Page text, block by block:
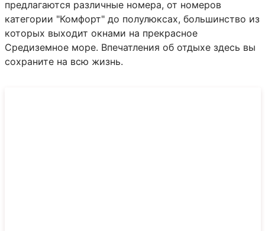
предлагаются различные номера, от номеров
категории "Комфорт" до полулюксах, большинство из
которых выходит окнами на прекрасное
Средиземное море. Впечатления об отдыхе здесь вы
сохраните на всю жизнь.